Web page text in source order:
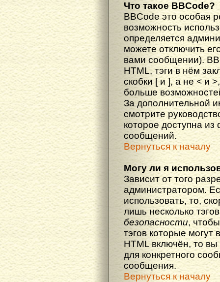
Что такое BBCode?
BBCode это особая
возможность
определяется
можете отключить
вами сообщении).
HTML, тэги в нём
скобки [ и ], а не < и
больше
За дополнительной
смотрите
которое доступна
сообщений.
Вернуться к началу
Могу ли я
Зависит от того
администратором.
использовать, то,
лишь несколько
безопасности,
тэгов которые
HTML включён, то
для конкретного
сообщения.
Вернуться к началу